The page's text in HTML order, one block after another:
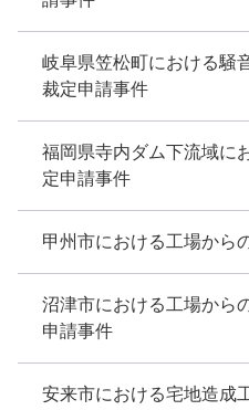
岐阜県笠松町における騒
裁定申請事件
福岡県寺内ダム下流域に
定申請事件
甲州市における工場から
沼津市における工場から
申請事件
安来市における宅地造成